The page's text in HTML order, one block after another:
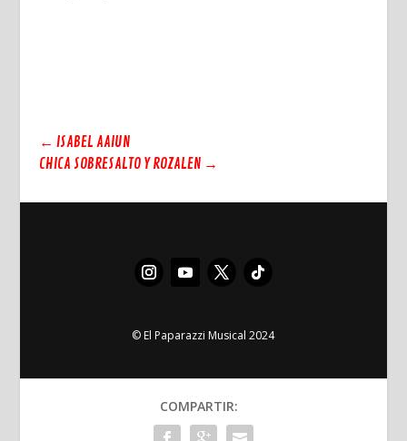
← ISABEL AAIUN
CHICA SOBRESALTO Y ROZALEN→
© El Paparazzi Musical 2024
COMPARTIR: